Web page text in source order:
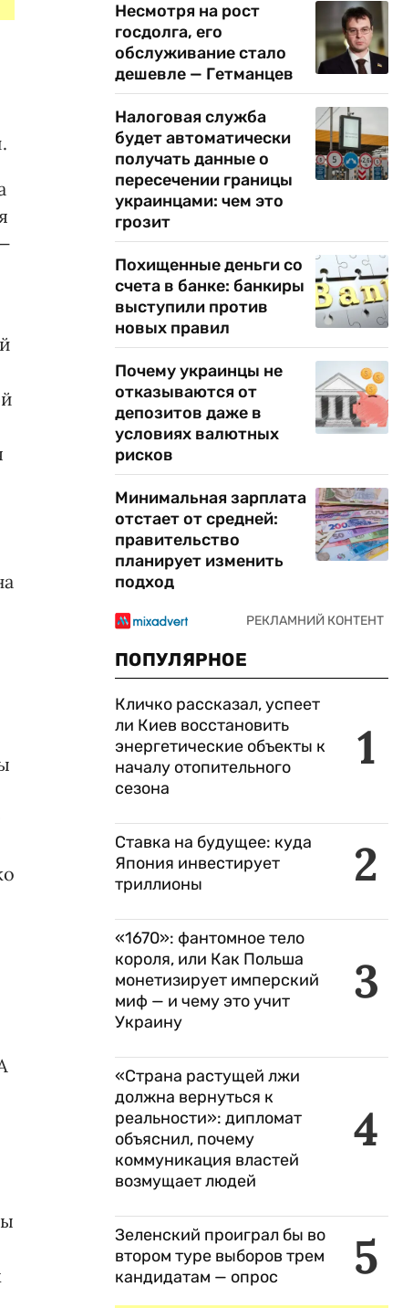
Несмотря на рост
госдолга, его
обслуживание стало
дешевле — Гетманцев
Налоговая служба
будет автоматически
получать данные о
пересечении границы
украинцами: чем это
грозит
Похищенные деньги со
счета в банке: банкиры
выступили против
новых правил
Почему украинцы не
отказываются от
депозитов даже в
условиях валютных
рисков
Минимальная зарплата
отстает от средней:
правительство
планирует изменить
подход
ПОПУЛЯРНОЕ
1
Кличко рассказал, успеет
ли Киев восстановить
энергетические объекты к
началу отопительного
сезона
2
Ставка на будущее: куда
Япония инвестирует
триллионы
3
«1670»: фантомное тело
короля, или Как Польша
монетизирует имперский
миф — и чему это учит
Украину
4
«Страна растущей лжи
должна вернуться к
реальности»: дипломат
объяснил, почему
коммуникация властей
возмущает людей
5
Зеленский проиграл бы во
втором туре выборов трем
кандидатам — опрос